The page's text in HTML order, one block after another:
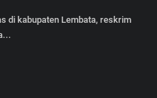
di kabupaten Lembata, reskrim